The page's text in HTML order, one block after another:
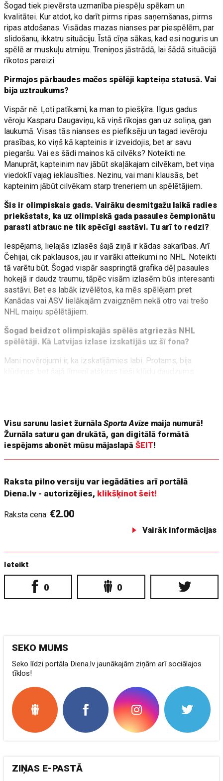
Šogad tiek pievērsta uzmanība piespēļu spēkam un
kvalitātei. Kur atdot, ko darīt pirms ripas saņemšanas, pirms
ripas atdošanas. Visādas mazas nianses par piespēlēm, par
slidošanu, ikkatru situāciju. Īstā cīņa sākas, kad esi noguris un
spēlē ar muskuļu atmiņu. Treniņos jāstrādā, lai šādā situācijā
rīkotos pareizi.
Pirmajos pārbaudes mačos spēlēji kapteiņa statusā. Vai
bija uztraukums?
Vispār nē. Ļoti patīkami, ka man to piešķīra. Ilgus gadus
vēroju Kasparu Daugaviņu, kā viņš rīkojas gan uz soliņa, gan
laukumā. Visas tās nianses es piefiksēju un tagad ievēroju
prasības, ko viņš kā kapteinis ir izveidojis, bet ar savu
piegaršu. Vai es šādi mainos kā cilvēks? Noteikti ne.
Manuprāt, kapteinim nav jābūt skaļākajam cilvēkam, bet viņa
viedoklī vajag ieklausīties. Nezinu, vai mani klausās, bet
kapteinim jābūt cilvēkam starp treneriem un spēlētājiem.
Šis ir olimpiskais gads. Vairāku desmitgažu laikā radies
priekšstats, ka uz olimpiskā gada pasaules čempionātu
parasti atbrauc ne tik spēcīgi sastāvi. Tu arī to redzi?
Iespējams, lielajās izlasēs šajā ziņā ir kādas sakarības. Arī
Čehijai, cik paklausos, jau ir vairāki atteikumi no NHL. Noteikti
tā varētu būt. Šogad vispār saspringtā grafika dēļ pasaules
hokejā ir daudz traumu, tāpēc visām izlasēm būs interesanti
sastāvi. Bet es labāk izvēlētos, ka mēs spēlējam pret
Kanādas vai ASV lielākajām zvaigznēm nekā otro vai trešo
NHL maiņu spēlētājiem.
Šogad beidzot olimpiskajās spēlēs atgriezās NHL
spēlētāji. Kā Latvijas izlase izskatījās uz šī fona?
Mani novērojumi ir, ka izskatījāmies labi. Protams, bija
Visu sarunu lasiet žurnālaSporta Avīze maija numurā!
Žurnāla saturu gan drukātā, gan digitālā formātā
iespējams abonēt mūsu mājaslapāŠEIT!
Raksta pilno versiju var iegādāties arī portālā
Diena.lv - autorizējies, klikšķinot šeit!
Raksta cena:€2.00
Vairāk informācijas
Ieteikt
0 0
SEKO MUMS
Seko līdzi portāla Diena.lv jaunākajām ziņām arī sociālajos
tīklos!
ZIŅAS E-PASTĀ